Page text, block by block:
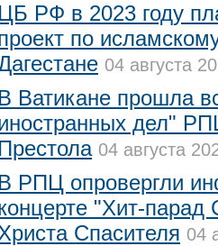
ЦБ РФ в 2023 году
по
04 августа
В Ватикане прошла
дел"
Престола 04 августа
В РПЦ опровергли
"Хит-
Спасителя 04